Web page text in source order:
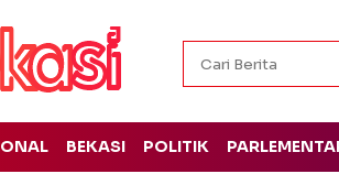
BEKASI POLITIK